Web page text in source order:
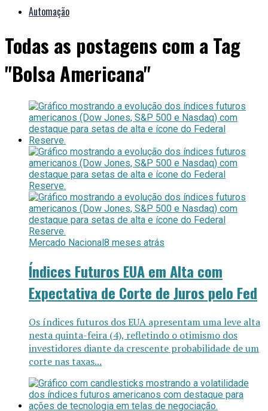
Automação
Todas as postagens com a Tag
"Bolsa Americana"
Mercado Nacional8 meses atrás
Índices Futuros EUA em Alta com
Expectativa de Corte de Juros pelo Fed
Os índices futuros dos EUA apresentam uma leve alta
nesta quinta-feira (4), refletindo o otimismo dos
investidores diante da crescente probabilidade de um
corte nas taxas...